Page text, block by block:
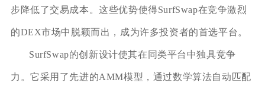
步降低了交易成本。这些优势使得SurfSwap在竞争激烈
的DEX市场中脱颖而出，成为许多投资者的首选平台。
SurfSwap的创新设计使其在同类平台中独具竞争
力。它采用了先进的AMM模型，通过数学算法自动匹配